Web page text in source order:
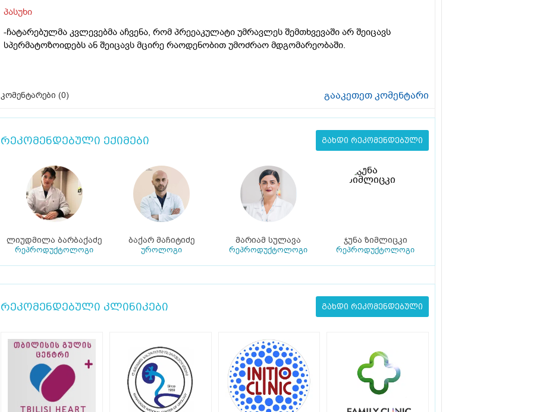
პასუხი
-ჩატარებულმა კვლევებმა აჩვენა, რომ პრეეაკულატი უმრავლეს შემთხვევაში არ შეიცავს
სპერმატოზოიდებს ან შეიცავს მცირე რაოდენობით უმოძრაო მდგომარეობაში.
კომენტარები (0) გააკეთეთ კომენტარი
რეკომენდებული ექიმები გახდი რეკომენდებული
ლიუდმილა ბარბაქაძე
რეპროდუქტოლოგი
ბაქარ მაჩიტიძე
უროლოგი
მარიამ სულავა
რეპროდუქტოლოგი
ჯუნა ზიმლიცკი
რეპროდუქტოლოგი
რეკომენდებული კლინიკები გახდი რეკომენდებული